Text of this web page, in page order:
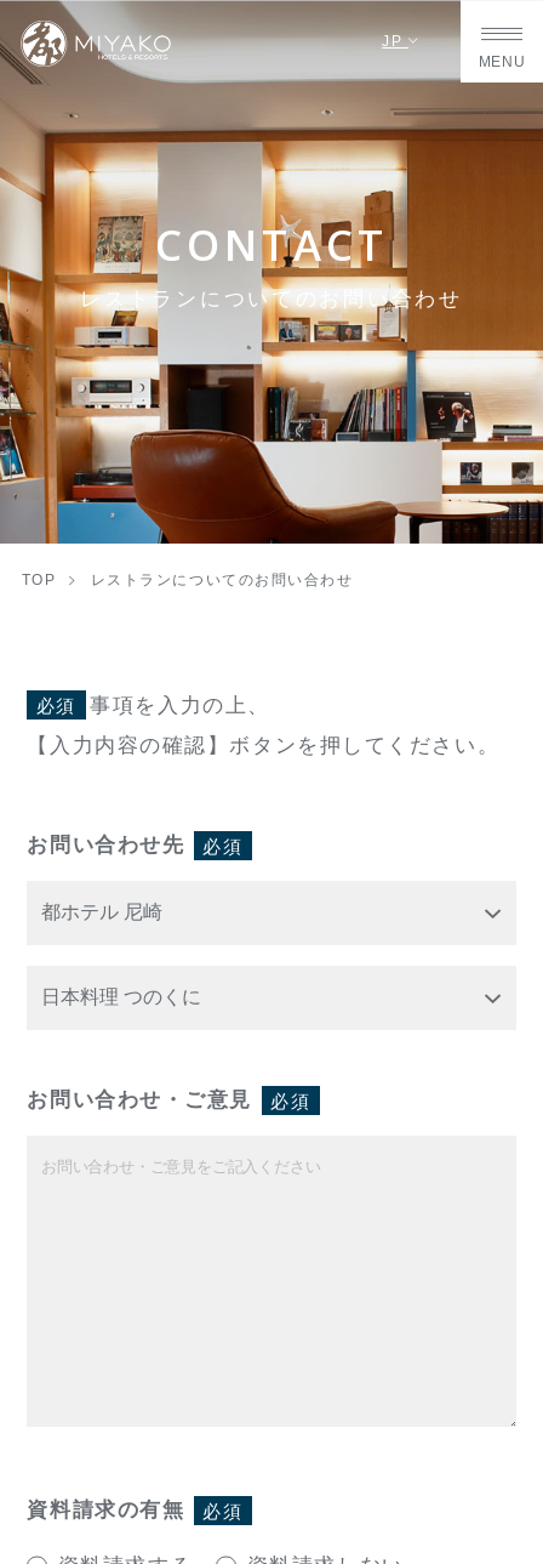
JP
MENU
CONTACT
レストランについてのお問い合わせ
TOP レストランについてのお問い合わせ
必須
事項を入力の上、
【入力内容の確認】ボタンを押してください。
お問い合わせ先 必須
お問い合わせ・ご意見 必須
資料請求の有無 必須